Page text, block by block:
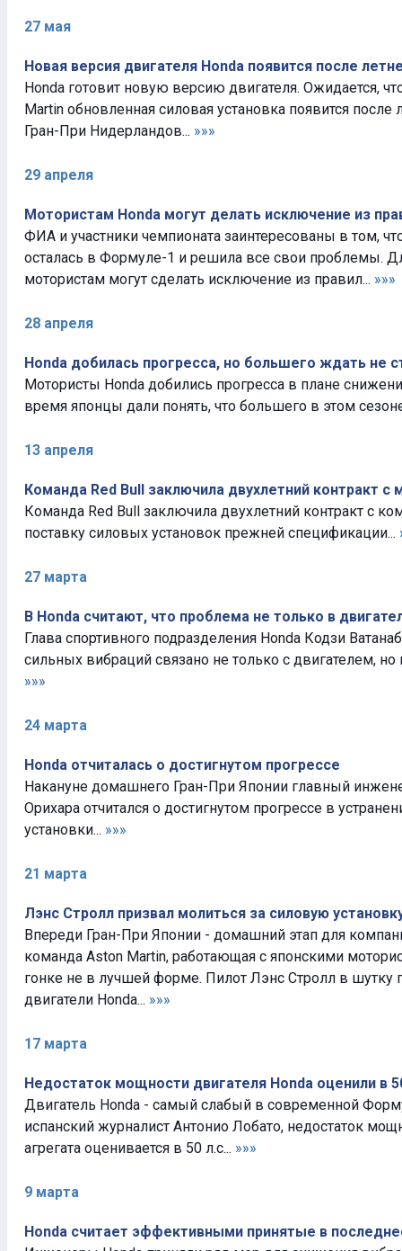
27 мая
Новая версия двигателя Honda появится после
Honda готовит новую версию двигателя. Ожидается,
Martin обновленная силовая установка появится после
Гран-При Нидерландов... »»»
29 апреля
Мотористам Honda могут делать исключение из
ФИА и участники чемпионата заинтересованы в том,
осталась в Формуле-1 и решила все свои проблемы.
мотористам могут сделать исключение из правил... »»»
28 апреля
Honda добилась прогресса, но большего ждать не
Мотористы Honda добились прогресса в плане
время японцы дали понять, что большего в этом
13 апреля
Команда Red Bull заключила двухлетний контракт с
Команда Red Bull заключила двухлетний контракт с
поставку силовых установок прежней спецификации...
27 марта
В Honda считают, что проблема не только в
Глава спортивного подразделения Honda Кодзи
сильных вибраций связано не только с двигателем, но
»»»
24 марта
Honda отчиталась о достигнутом прогрессе
Накануне домашнего Гран-При Японии главный
Орихара отчитался о достигнутом прогрессе в
установки... »»»
21 марта
Лэнс Стролл призвал молиться за силовую
Впереди Гран-При Японии - домашний этап для
команда Aston Martin, работающая с японскими
гонке не в лучшей форме. Пилот Лэнс Стролл в шутку
двигатели Honda... »»»
17 марта
Недостаток мощности двигателя Honda оценили в
Двигатель Honda - самый слабый в современной
испанский журналист Антонио Лобато, недостаток
агрегата оценивается в 50 л.с... »»»
9 марта
Honda считает эффективными принятые в